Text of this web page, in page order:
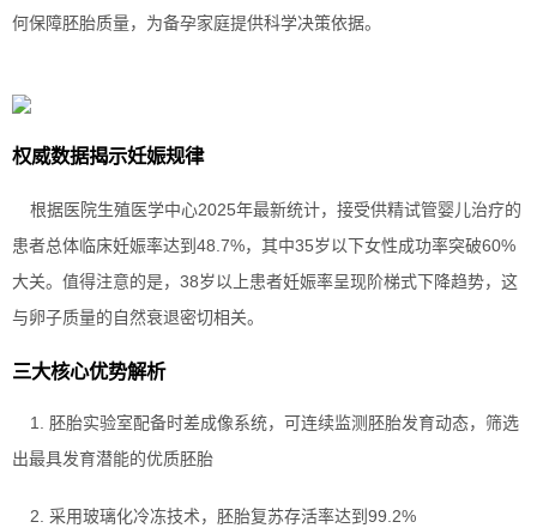
何保障胚胎质量，为备孕家庭提供科学决策依据。
权威数据揭示妊娠规律
根据医院生殖医学中心2025年最新统计，接受供精试管婴儿治疗的
患者总体临床妊娠率达到48.7%，其中35岁以下女性成功率突破60%
大关。值得注意的是，38岁以上患者妊娠率呈现阶梯式下降趋势，这
与卵子质量的自然衰退密切相关。
三大核心优势解析
1. 胚胎实验室配备时差成像系统，可连续监测胚胎发育动态，筛选
出最具发育潜能的优质胚胎
2. 采用玻璃化冷冻技术，胚胎复苏存活率达到99.2%